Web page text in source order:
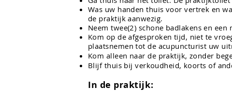
Was uw handen thuis voor vertrek en
de praktijk aanwezig.
Neem twee(2) schone badlakens en
Kom op de afgesproken tijd, niet te
plaatsnemen tot de acupuncturist uw
Kom alleen naar de praktijk, zonder
Blijf thuis bij verkoudheid, koorts of
In de praktijk: